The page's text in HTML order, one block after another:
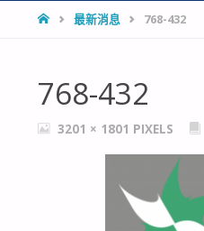
HOME最新消息 768-432
768-432
FULL3201 × 1801 PIXELS